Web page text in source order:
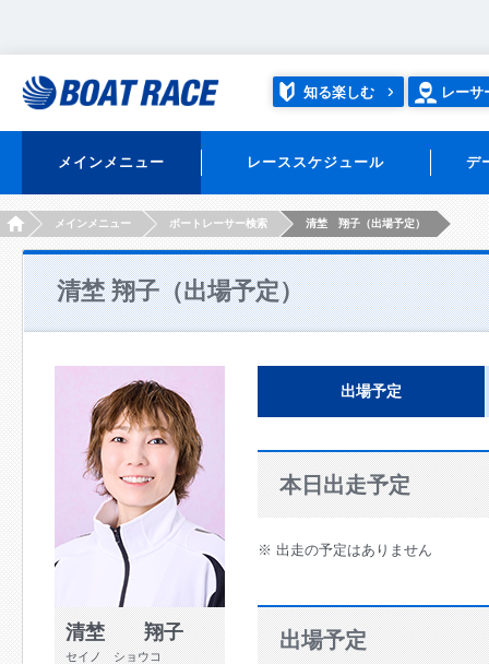
知る楽しむ レーサ
メインメニュー レーススケジュール デ
HOMEメインメニュー ボートレーサー検索 清埜 翔子（出場予定）
清埜 翔子（出場予定）
清埜 翔子
セイノ ショウコ
出場予定
本日出走予定
※ 出走の予定はありません
出場予定